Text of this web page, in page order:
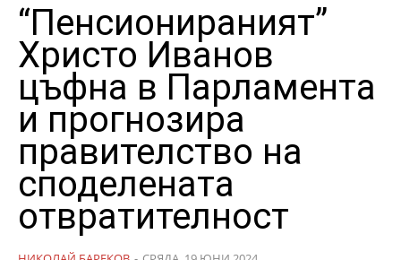
“Пенсионираният”
Христо Иванов
цъфна в Парламента
и прогнозира
правителство на
споделената
отвратителност